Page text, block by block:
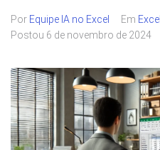
Por Equipe IA no Excel Em Excel
Postou 6 de novembro de 2024